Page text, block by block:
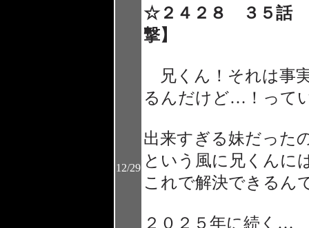
12/29
☆２４２８ ３５話
撃】
兄くん！それは事
るんだけど…！って
出来すぎる妹だった
という風に兄くんに
これで解決できるん
２０２５年に続く…